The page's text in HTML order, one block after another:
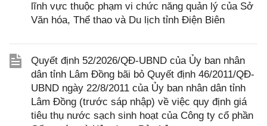
lĩnh vực thuộc phạm vi chức năng quản lý của Sở
Văn hóa, Thể thao và Du lịch tỉnh Điện Biên
Quyết định 52/2026/QĐ-UBND của Ủy ban nhân
dân tỉnh Lâm Đồng bãi bỏ Quyết định 46/2011/QĐ-
UBND ngày 22/8/2011 của Ủy ban nhân dân tỉnh
Lâm Đồng (trước sáp nhập) về việc quy định giá
tiêu thụ nước sạch sinh hoạt của Công ty cổ phần